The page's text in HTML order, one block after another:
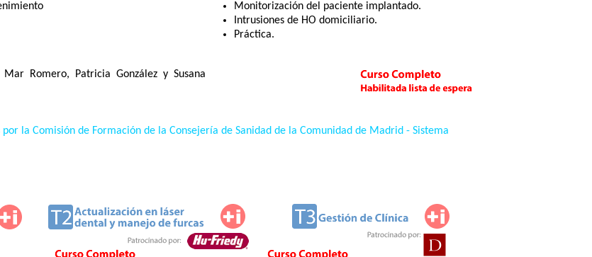
Monitorización del paciente implantado.
Intrusiones de HO domiciliario.
Práctica.
Romero, Patricia González y Susana
por la Comisión de Formación de la Consejería de Sanidad de la Comunidad de Madrid - Sistema